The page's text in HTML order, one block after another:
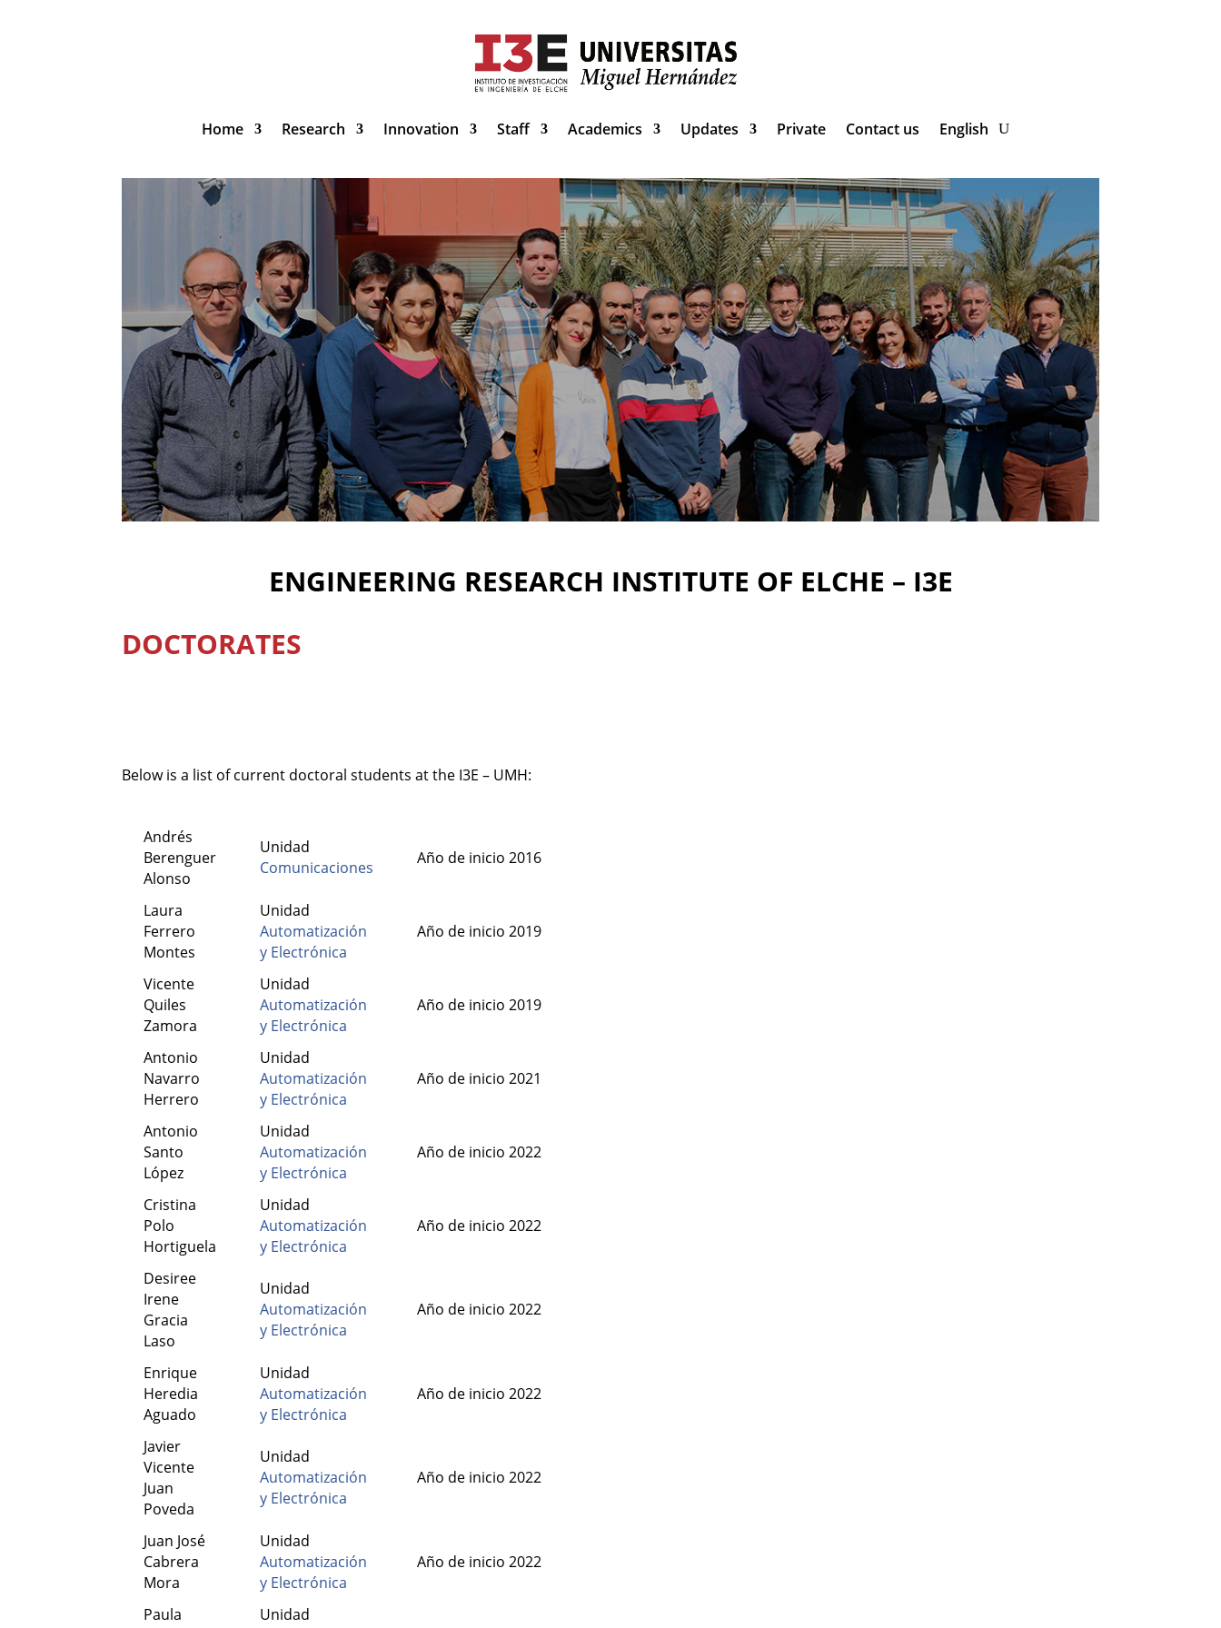
Home Research Innovation Staff Academics Updates Private Contact us English
ENGINEERING RESEARCH INSTITUTE OF ELCHE – I3E
DOCTORATES
Below is a list of current doctoral students at the I3E – UMH:
Andrés
Berenguer
Alonso
Unidad
Comunicaciones
Año de inicio 2016
Laura
Ferrero
Montes
Unidad
Automatización
y Electrónica
Año de inicio 2019
Vicente
Quiles
Zamora
Unidad
Automatización
y Electrónica
Año de inicio 2019
Antonio
Navarro
Herrero
Unidad
Automatización
y Electrónica
Año de inicio 2021
Antonio
Santo
López
Unidad
Automatización
y Electrónica
Año de inicio 2022
Cristina
Polo
Hortiguela
Unidad
Automatización
y Electrónica
Año de inicio 2022
Desiree
Irene
Gracia
Laso
Unidad
Automatización
y Electrónica
Año de inicio 2022
Enrique
Heredia
Aguado
Unidad
Automatización
y Electrónica
Año de inicio 2022
Javier
Vicente
Juan
Poveda
Unidad
Automatización
y Electrónica
Año de inicio 2022
Juan José
Cabrera
Mora
Unidad
Automatización
y Electrónica
Año de inicio 2022
Paula
Unidad